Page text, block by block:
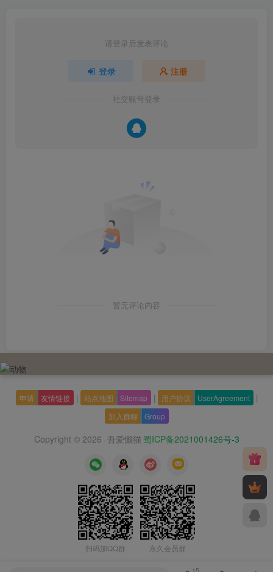
请登录后发表评论
登录 注册
社交账号登录
暂无评论内容
申请 友情链接 | 站点地图 Sitemap | 用户协议 UserAgreement |
加入群聊 Group
Copyright © 2026 · 吾爱懒猫 蜀ICP备2021001426号-3
扫码加QQ群 永久会员群